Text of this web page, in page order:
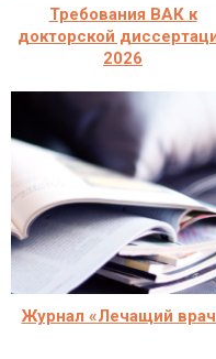
Требования ВАК к
докторской
2026
Журнал «Лечащий